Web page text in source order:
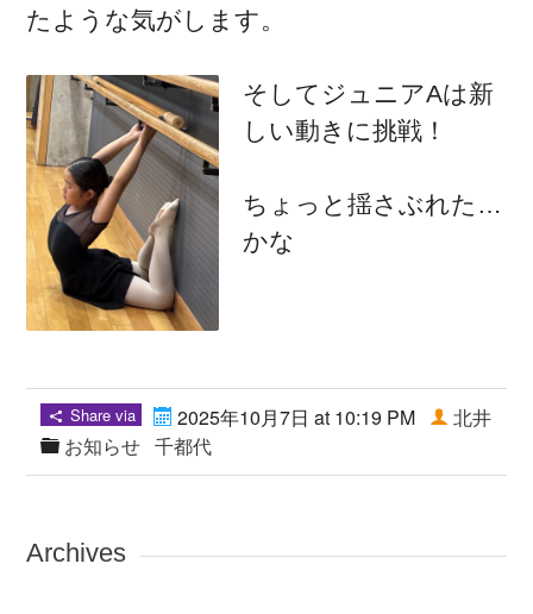
たような気がします。
そしてジュニアAは新
しい動きに挑戦！
ちょっと揺さぶれた…
かな
Share via
2025年10月7日 at 10:19 PM
お知らせ
北井
千都代
Archives